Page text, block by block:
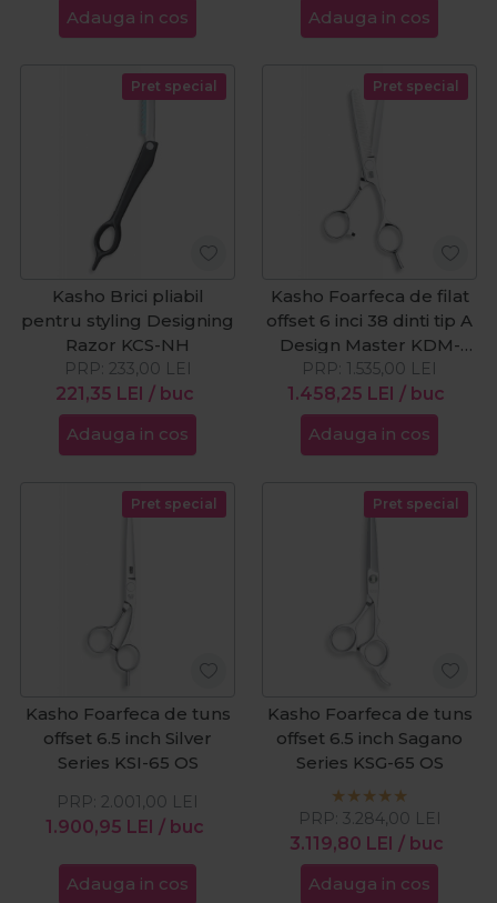
Adauga in cos Adauga in cos
Pret special
Kasho Brici pliabil
pentru styling Designing
Razor KCS-NH
221,35 LEI / buc
PRP: 233,00 LEI
Adauga in cos
Pret special
Kasho Foarfeca de filat
offset 6 inci 38 dinti tip A
Design Master KDM-
60OST38
1.458,25 LEI / buc
PRP: 1.535,00 LEI
Adauga in cos
Pret special
Kasho Foarfeca de tuns
offset 6.5 inch Silver
Series KSI-65 OS
1.900,95 LEI / buc
PRP: 2.001,00 LEI
Adauga in cos
Pret special
Kasho Foarfeca de tuns
offset 6.5 inch Sagano
Series KSG-65 OS
3.119,80 LEI / buc
PRP: 3.284,00 LEI
Adauga in cos